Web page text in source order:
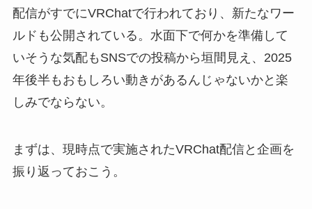
配信がすでにVRChatで行われており、新たなワー
ルドも公開されている。水面下で何かを準備して
いそうな気配もSNSでの投稿から垣間見え、2025
年後半もおもしろい動きがあるんじゃないかと楽
しみでならない。
まずは、現時点で実施されたVRChat配信と企画を
振り返っておこう。